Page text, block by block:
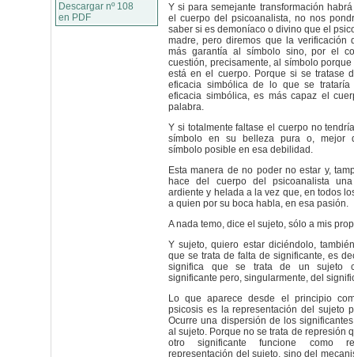
Descargar nº 108
en PDF
Y si para semejante transformación
el cuerpo del psicoanalista, no nos
saber si es demoníaco o divino que el
madre, pero diremos que la verificación
más garantía al símbolo sino, por el
cuestión, precisamente, al símbolo
está en el cuerpo. Porque si se tratase
eficacia simbólica de lo que se
eficacia simbólica, es más capaz el
palabra.
Y si totalmente faltase el cuerpo no
símbolo en su belleza pura o, mejor
símbolo posible en esa debilidad.
Esta manera de no poder no estar y,
hace del cuerpo del psicoanalista
ardiente y helada a la vez que, en todos
a quien por su boca habla, en esa pasión.
A nada temo, dice el sujeto, sólo a mis
Y sujeto, quiero estar diciéndolo,
que se trata de falta de significante, es
significa que se trata de un sujeto
significante pero, singularmente, del
Lo que aparece desde el principio
psicosis es la representación del sujeto
Ocurre una dispersión de los
al sujeto. Porque no se trata de represión
otro significante funcione como
representación del sujeto, sino del